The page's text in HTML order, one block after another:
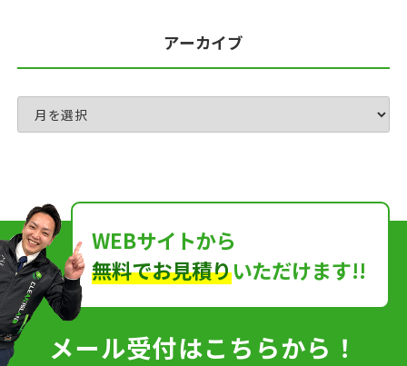
アーカイブ
WEBサイトから
無料でお見積りいただけます!!
メール受付はこちらから！